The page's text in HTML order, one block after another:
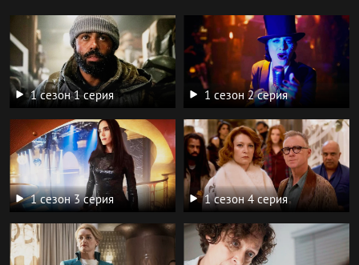
1 сезон 1 серия 1 сезон 2 серия
1 сезон 3 серия 1 сезон 4 серия